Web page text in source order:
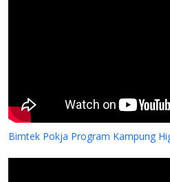
Bimtek Pokja Program Kampung